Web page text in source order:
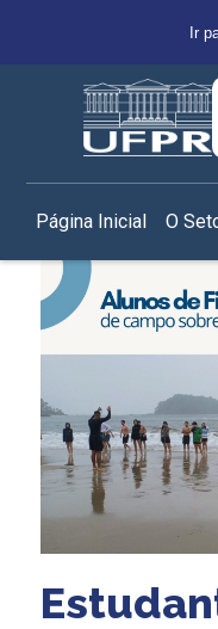
Ir
Página Inicial O